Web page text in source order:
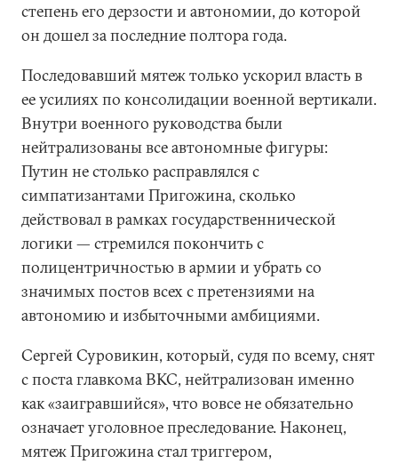
степень его дерзости и автономии, до которой
он дошел за последние полтора года.
Последовавший мятеж только ускорил власть в
ее усилиях по консолидации военной вертикали.
Внутри военного руководства были
нейтрализованы все автономные фигуры:
Путин не столько расправлялся с
симпатизантами Пригожина, сколько
действовал в рамках государственнической
логики — стремился покончить с
полицентричностью в армии и убрать со
значимых постов всех с претензиями на
автономию и избыточными амбициями.
Сергей Суровикин, который, судя по всему, снят
с поста главкома ВКС, нейтрализован именно
как «заигравшийся», что вовсе не обязательно
означает уголовное преследование. Наконец,
мятеж Пригожина стал триггером,